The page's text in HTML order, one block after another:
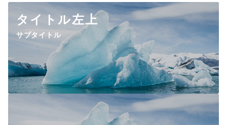
タイトル左上
サブタイトル